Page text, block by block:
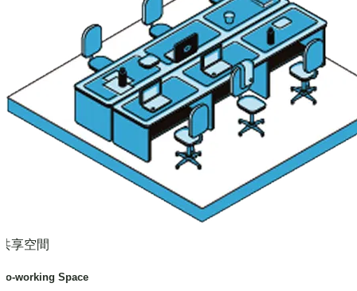
享空間
working Space